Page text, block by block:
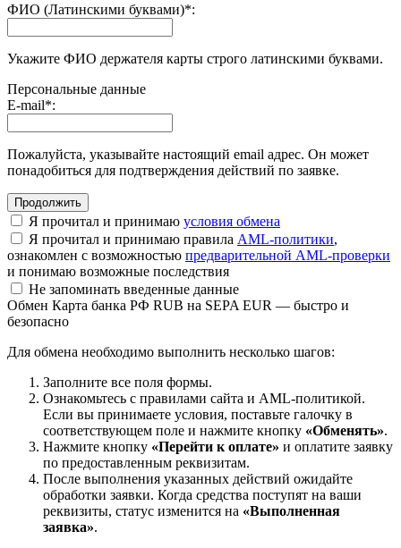
ФИО (Латинскими буквами)*:
Укажите ФИО держателя карты строго латинскими буквами.
Персональные данные
E-mail*:
Пожалуйста, указывайте настоящий email адрес. Он может
понадобиться для подтверждения действий по заявке.
Я прочитал и принимаю условия обмена
Я прочитал и принимаю правила AML-политики,
ознакомлен с возможностью предварительной AML-проверки
и понимаю возможные последствия
Не запоминать введенные данные
Обмен Карта банка РФ RUB на SEPA EUR — быстро и
безопасно
Для обмена необходимо выполнить несколько шагов:
Заполните все поля формы.
Ознакомьтесь с правилами сайта и AML-политикой.
Если вы принимаете условия, поставьте галочку в
соответствующем поле и нажмите кнопку «Обменять».
Нажмите кнопку «Перейти к оплате» и оплатите заявку
по предоставленным реквизитам.
После выполнения указанных действий ожидайте
обработки заявки. Когда средства поступят на ваши
реквизиты, статус изменится на «Выполненная
заявка».